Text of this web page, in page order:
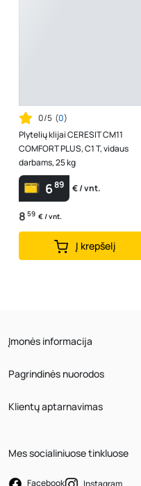
0/5 (0)
Plytelių klijai CERESIT CM11
COMFORT PLUS, C1 T, vidaus
darbams, 25 kg
689 € / vnt.
8 59 € / vnt.
Į krepšelį
Įmonės informacija
Pagrindinės nuorodos
Klientų aptarnavimas
Mes socialiniuose tinkluose
Facebook Instagram